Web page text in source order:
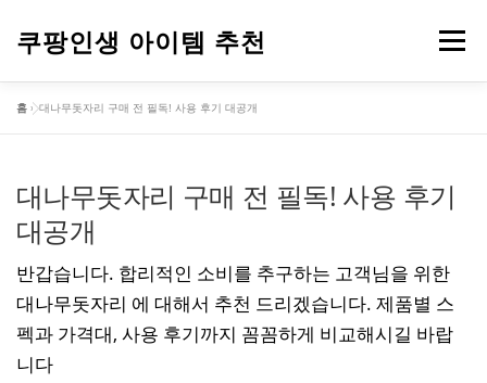
로
쿠팡인생 아이템 추천 메뉴
컴퓨터 기타
홈 »대나무돗자리 구매 전 필독! 사용 후기 대공개
대나무돗자리 구매 전 필독! 사용 후기
대공개
반갑습니다. 합리적인 소비를 추구하는 고객님을 위한
대나무돗자리 에 대해서 추천 드리겠습니다. 제품별 스
펙과 가격대, 사용 후기까지 꼼꼼하게 비교해시길 바랍
니다